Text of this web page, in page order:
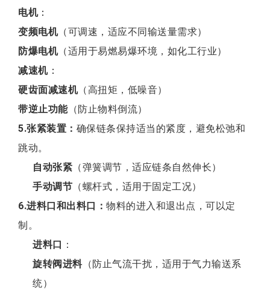
电机：
变频电机（可调速，适应不同输送量需求）
防爆电机（适用于易燃易爆环境，如化工行业）
减速机：
硬齿面减速机（高扭矩，低噪音）
带逆止功能（防止物料倒流）
5.张紧装置： 确保链条保持适当的紧度，避免松弛和
跳动。
自动张紧 （弹簧调节，适应链条自然伸长）
手动调节 （螺杆式，适用于固定工况）
6.进料口和出料口： 物料的进入和退出点，可以定
制。
进料口 ：
旋转阀进料（防止气流干扰，适用于气力输送系
统）